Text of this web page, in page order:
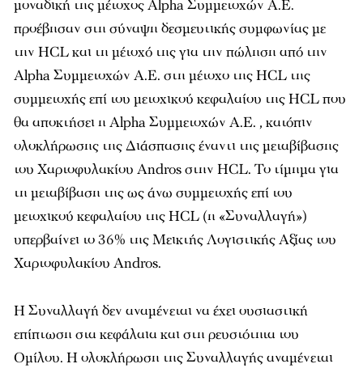
μοναδική της μέτοχος Alpha Συμμετοχών Α.Ε.
προέβησαν στη σύναψη δεσμευτικής συμφωνίας με
την HCL και τη μέτοχό της για την πώληση από την
Alpha Συμμετοχών Α.Ε. στη μέτοχο της HCL της
συμμετοχής επί του μετοχικού κεφαλαίου της HCL που
θα αποκτήσει η Alpha Συμμετοχών Α.Ε. , κατόπιν
ολοκλήρωσης της Διάσπασης έναντι της μεταβίβασης
του Χαρτοφυλακίου Andros στην HCL. Το τίμημα για
τη μεταβίβαση της ως άνω συμμετοχής επί του
μετοχικού κεφαλαίου της HCL (η «Συναλλαγή»)
υπερβαίνει το 36% της Μεικτής Λογιστικής Αξίας του
Χαρτοφυλακίου Andros.
Η Συναλλαγή δεν αναμένεται να έχει ουσιαστική
επίπτωση στα κεφάλαια και στη ρευστότητα του
Ομίλου. Η ολοκλήρωση της Συναλλαγής αναμένεται